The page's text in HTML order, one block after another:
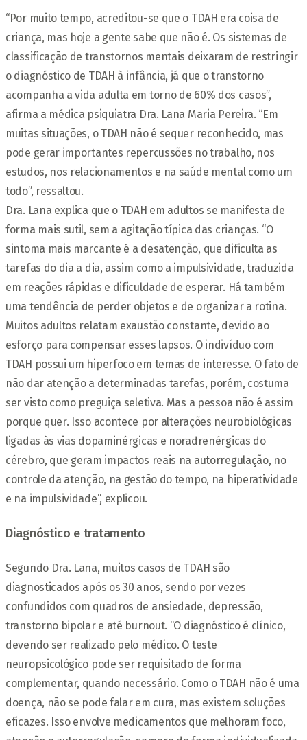
“Por muito tempo, acreditou-se que o TDAH era coisa de
criança, mas hoje a gente sabe que não é. Os sistemas de
classificação de transtornos mentais deixaram de restringir
o diagnóstico de TDAH à infância, já que o transtorno
acompanha a vida adulta em torno de 60% dos casos”,
afirma a médica psiquiatra Dra. Lana Maria Pereira. “Em
muitas situações, o TDAH não é sequer reconhecido, mas
pode gerar importantes repercussões no trabalho, nos
estudos, nos relacionamentos e na saúde mental como um
todo”, ressaltou.
Dra. Lana explica que o TDAH em adultos se manifesta de
forma mais sutil, sem a agitação típica das crianças. “O
sintoma mais marcante é a desatenção, que dificulta as
tarefas do dia a dia, assim como a impulsividade, traduzida
em reações rápidas e dificuldade de esperar. Há também
uma tendência de perder objetos e de organizar a rotina.
Muitos adultos relatam exaustão constante, devido ao
esforço para compensar esses lapsos. O indivíduo com
TDAH possui um hiperfoco em temas de interesse. O fato de
não dar atenção a determinadas tarefas, porém, costuma
ser visto como preguiça seletiva. Mas a pessoa não é assim
porque quer. Isso acontece por alterações neurobiológicas
ligadas às vias dopaminérgicas e noradrenérgicas do
cérebro, que geram impactos reais na autorregulação, no
controle da atenção, na gestão do tempo, na hiperatividade
e na impulsividade”, explicou.
Diagnóstico e tratamento
Segundo Dra. Lana, muitos casos de TDAH são
diagnosticados após os 30 anos, sendo por vezes
confundidos com quadros de ansiedade, depressão,
transtorno bipolar e até burnout. “O diagnóstico é clínico,
devendo ser realizado pelo médico. O teste
neuropsicológico pode ser requisitado de forma
complementar, quando necessário. Como o TDAH não é uma
doença, não se pode falar em cura, mas existem soluções
eficazes. Isso envolve medicamentos que melhoram foco,